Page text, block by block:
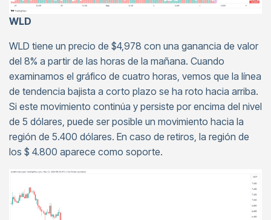
WLD
WLD tiene un precio de $4,978 con una ganancia de valor
del 8% a partir de las horas de la mañana. Cuando
examinamos el gráfico de cuatro horas, vemos que la línea
de tendencia bajista a corto plazo se ha roto hacia arriba.
Si este movimiento continúa y persiste por encima del nivel
de 5 dólares, puede ser posible un movimiento hacia la
región de 5.400 dólares. En caso de retiros, la región de
los $ 4.800 aparece como soporte.